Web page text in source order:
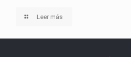
Leer más